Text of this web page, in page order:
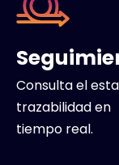
Consulta el
trazabilidad en
tiempo real.